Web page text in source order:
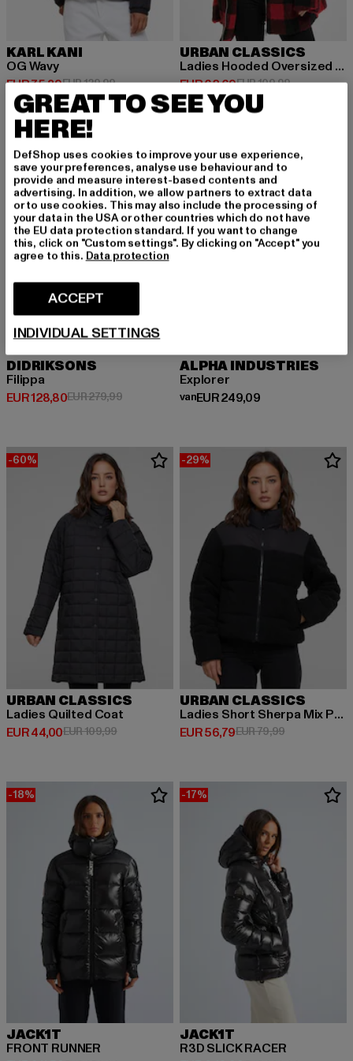
KARL KANI
OG Wavy
EUR 75,39
Huidige prijs: EUR 75,39
EUR 129,99Actieprijs: EUR 129,99
URBAN CLASSICS
Ladies Hooded Oversized Check Sherpa
EUR 62,69
Huidige prijs: EUR 62,69
EUR 109,99Actieprijs:
DIDRIKSONS
Filippa
EUR 128,80
Huidige prijs: EUR 128,80
EUR 279,99Actieprijs: EUR 279,99
ALPHA INDUSTRIES
Explorer
vanEUR 249,09
Huidige prijs: Van EUR 249,09
-60%
URBAN CLASSICS
Ladies Quilted Coat
EUR 44,00
Huidige prijs: EUR 44,00
EUR 109,99Actieprijs: EUR 109,99
-29%
URBAN CLASSICS
Ladies Short Sherpa Mix Puffer Jacket
EUR 56,79
Huidige prijs: EUR 56,79
EUR 79,99Actieprijs:
-18%
JACK1T
FRONT RUNNER
-17%
JACK1T
R3D SLICK RACER
GREAT TO SEE YOU
HERE!
DefShop uses cookies to improve your use experience,
save your preferences, analyse use behaviour and to
provide and measure interest-based contents and
advertising. In addition, we allow partners to extract data
or to use cookies. This may also include the processing of
your data in the USA or other countries which do not have
the EU data protection standard. If you want to change
this, click on "Custom settings". By clicking on "Accept" you
agree to this. Data protection
ACCEPT
INDIVIDUAL SETTINGS